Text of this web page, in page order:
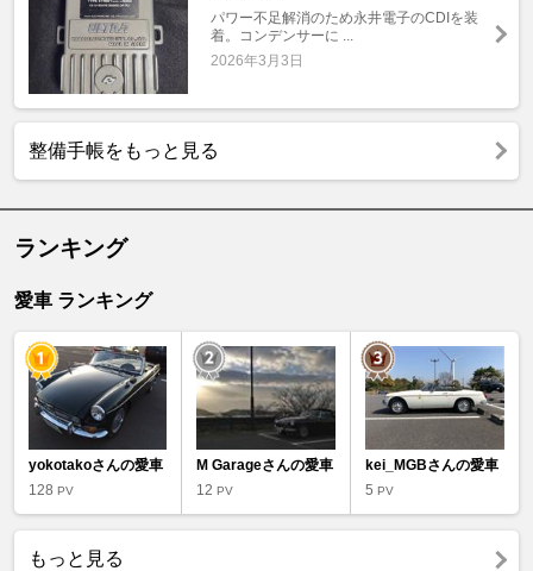
パワー不足解消のため永井電子のCDIを装
着。コンデンサーに ...
2026年3月3日
整備手帳をもっと見る
ランキング
愛車 ランキング
yokotakoさんの愛車
128 PV
M Garageさんの愛車
12PV
kei_MGBさんの愛車
5 PV
もっと見る